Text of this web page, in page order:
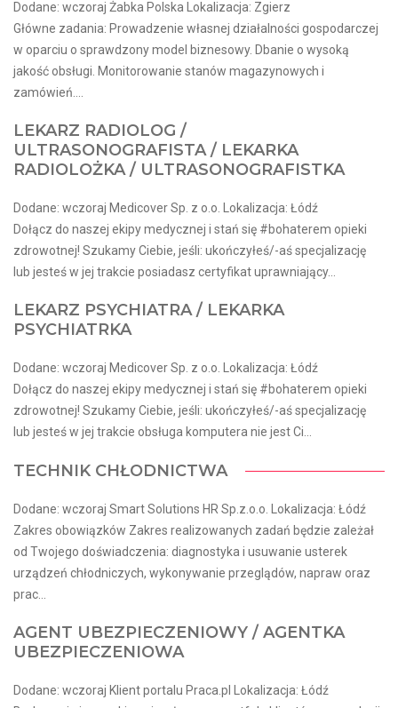
Dodane: wczoraj Żabka Polska Lokalizacja: Zgierz
Główne zadania: Prowadzenie własnej działalności gospodarczej
w oparciu o sprawdzony model biznesowy. Dbanie o wysoką
jakość obsługi. Monitorowanie stanów magazynowych i
zamówień....
LEKARZ RADIOLOG /
ULTRASONOGRAFISTA / LEKARKA
RADIOLOŻKA / ULTRASONOGRAFISTKA
Dodane: wczoraj Medicover Sp. z o.o. Lokalizacja: Łódź
Dołącz do naszej ekipy medycznej i stań się #bohaterem opieki
zdrowotnej! Szukamy Ciebie, jeśli​: ukończyłeś/-aś specjalizację
lub jesteś w jej trakcie posiadasz certyfikat uprawniający...
LEKARZ PSYCHIATRA / LEKARKA
PSYCHIATRKA
Dodane: wczoraj Medicover Sp. z o.o. Lokalizacja: Łódź
Dołącz do naszej ekipy medycznej i stań się #bohaterem opieki
zdrowotnej! Szukamy Ciebie, jeśli​: ukończyłeś/-aś specjalizację
lub jesteś w jej trakcie obsługa komputera nie jest Ci...
TECHNIK CHŁODNICTWA
Dodane: wczoraj Smart Solutions HR Sp.z.o.o. Lokalizacja: Łódź
Zakres obowiązków Zakres realizowanych zadań będzie zależał
od Twojego doświadczenia: diagnostyka i usuwanie usterek
urządzeń chłodniczych, wykonywanie przeglądów, napraw oraz
prac...
AGENT UBEZPIECZENIOWY / AGENTKA
UBEZPIECZENIOWA
Dodane: wczoraj Klient portalu Praca.pl Lokalizacja: Łódź